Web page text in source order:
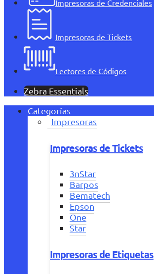
Impresoras de Credenciales
Impresoras de Tickets
Lectores de Códigos
Zebra Essentials
Categorías
Impresoras
Impresoras de Tickets
3nStar
Barpos
Bematech
Epson
One
Star
Impresoras de Etiquetas